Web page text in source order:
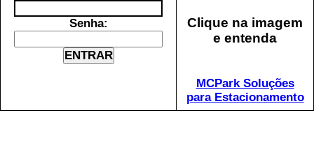
Senha:
Clique na imagem
e entenda
MCPark Soluções
para Estacionamento